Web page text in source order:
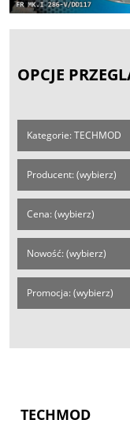
OPCJE
Kategorie: TECHMOD
Producent: (wybierz)
Cena: (wybierz)
Nowość: (wybierz)
Promocja: (wybierz)
TECHMOD